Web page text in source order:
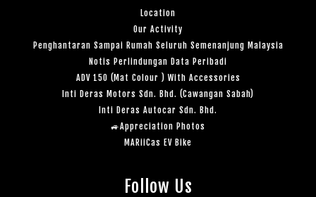
Location
Our Activity
Penghantaran Sampai Rumah Seluruh Semenanjung Malaysia
Notis Perlindungan Data Peribadi
ADV 150 (Mat Colour ) With Accessories
Inti Deras Motors Sdn. Bhd. (Cawangan Sabah)
Inti Deras Autocar Sdn. Bhd.
🚙Appreciation Photos
MARiiCas EV Bike
Follow Us